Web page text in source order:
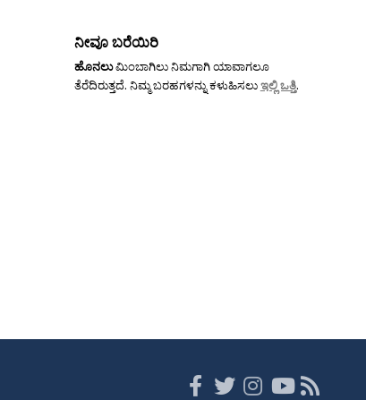
ನೀವೂ ಬರೆಯಿರಿ
ಹೊನಲುಮಿಂಬಾಗಿಲು ನಿಮಗಾಗಿ ಯಾವಾಗಲೂ
ತೆರೆದಿರುತ್ತದೆ. ನಿಮ್ಮ ಬರಹಗಳನ್ನು ಕಳುಹಿಸಲುಇಲ್ಲಿ ಒತ್ತಿ.